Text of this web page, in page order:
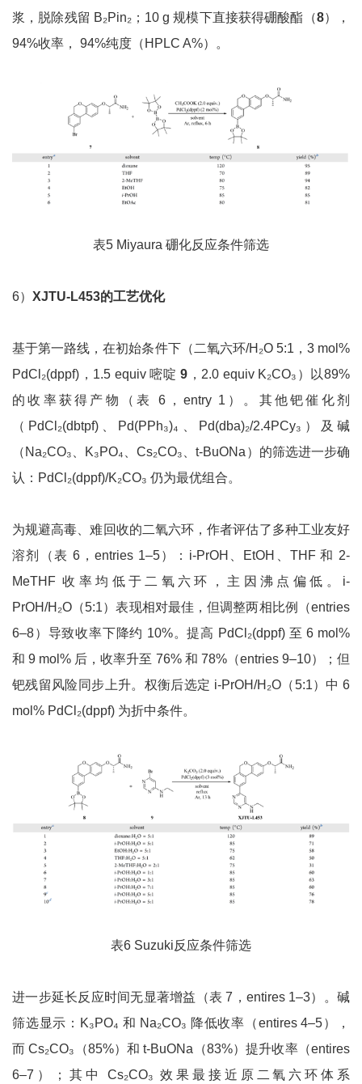
浆，脱除残留 B₂Pin₂；10 g 规模下直接获得硼酸酯（8），
94%收率， 94%纯度（HPLC A%）。
表5 Miyaura 硼化反应条件筛选
6） XJTU-L453的工艺优化
基于第一路线，在初始条件下（二氧六环/H₂O 5:1，3 mol%
PdCl₂(dppf)，1.5 equiv 嘧啶 9 ，2.0 equiv K₂CO₃）以89%
的收率获得产物（表 6，entry 1）。其他钯催化剂
（PdCl₂(dbtpf)、Pd(PPh₃)₄、Pd(dba)₂/2.4PCy₃）及碱
（Na₂CO₃、K₃PO₄、Cs₂CO₃、t-BuONa）的筛选进一步确
认：PdCl₂(dppf)/K₂CO₃ 仍为最优组合。
为规避高毒、难回收的二氧六环，作者评估了多种工业友好
溶剂（表 6，entries 1–5）：i-PrOH、EtOH、THF 和 2-
MeTHF 收率均低于二氧六环，主因沸点偏低。i-
PrOH/H₂O（5:1）表现相对最佳，但调整两相比例（entries
6–8）导致收率下降约 10%。提高 PdCl₂(dppf) 至 6 mol%
和 9 mol% 后，收率升至 76% 和 78%（entries 9–10）；但
钯残留风险同步上升。权衡后选定 i-PrOH/H₂O（5:1）中 6
mol% PdCl₂(dppf) 为折中条件。
表6 Suzuki反应条件筛选
进一步延长反应时间无显著增益（表 7，entires 1–3）。碱
筛选显示：K₃PO₄ 和 Na₂CO₃ 降低收率（entires 4–5），
而 Cs₂CO₃（85%）和 t-BuONa（83%）提升收率（entires
6–7）；其中 Cs₂CO₃ 效果最接近原二氧六环体系